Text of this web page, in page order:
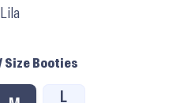
Size Booties
L